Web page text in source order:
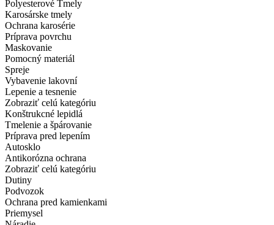
Polyesterové Tmely
Karosárske tmely
Ochrana karosérie
Príprava povrchu
Maskovanie
Pomocný materiál
Spreje
Vybavenie lakovní
Lepenie a tesnenie
Zobraziť celú kategóriu
Konštrukcné lepidlá
Tmelenie a špárovanie
Príprava pred lepením
Autosklo
Antikorózna ochrana
Zobraziť celú kategóriu
Dutiny
Podvozok
Ochrana pred kamienkami
Priemysel